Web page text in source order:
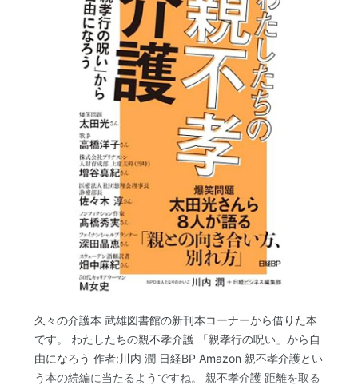
久々の介護本 武雄図書館の新刊本コーナーから借りた本
です。 わたしたちの親不孝介護 「親孝行の呪い」から自
由になろう 作者:川内 潤 日経BP Amazon 親不孝介護とい
う本の続編に当たるようですね。 親不孝介護 距離を取る